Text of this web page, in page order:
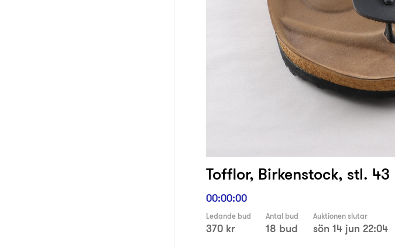
Tofflor, Birkenstock, stl. 43
00:00:00
Ledande bud
370 kr
Antal bud
18 bud
Auktionen slutar
sön 14 jun 22:04